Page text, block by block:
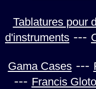
Tablatures pour
d'instruments ---
Gama Cases---
--- Francis